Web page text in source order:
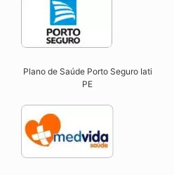
Plano de Saúde Porto Seguro Iati
PE​